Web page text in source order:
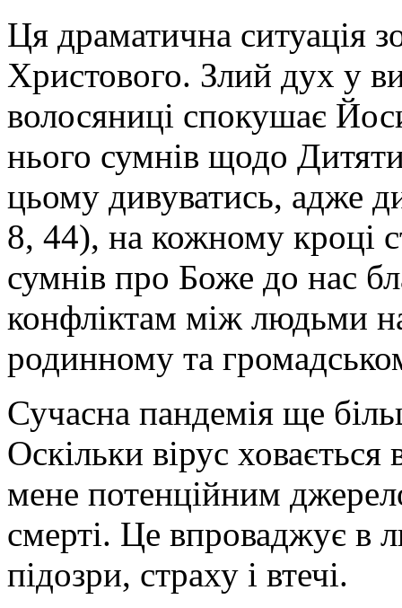
Ця драматична ситуація
Христового. Злий дух у
волосяниці спокушає
нього сумнів щодо
цьому дивуватись, адже
8, 44), на кожному кроці
сумнів про Боже до нас
конфліктам між людьми
родинному та
Сучасна пандемія ще
Оскільки вірус
мене потенційним
смерті. Це впроваджує в
підозри, страху і втечі.